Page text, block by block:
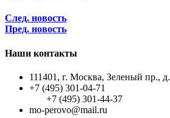
След. новость
Пред. новость
Наши контакты
111401, г. Москва, Зеленый пр.,
+7 (495) 301-04-71
+7 (495) 301-44-37
mo-perovo@mail.ru